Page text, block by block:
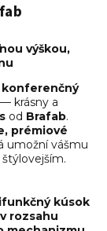
výškou,
konferenčný
— krásny a
od Brafab.
prémiové
umožní vášmu
kúsok
rozsahu